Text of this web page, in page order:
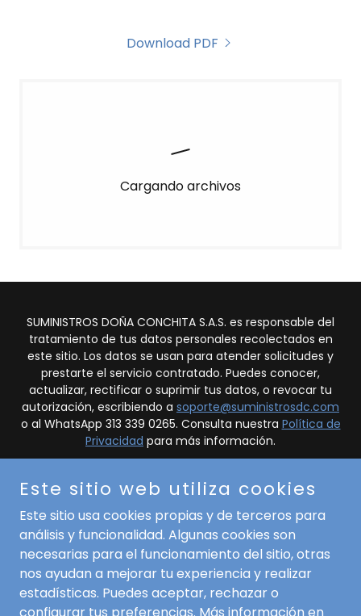
Download PDF
Cargando archivos
SUMINISTROS DOÑA CONCHITA S.A.S. es responsable del
tratamiento de tus datos personales recolectados en
este sitio. Los datos se usan para atender solicitudes y
prestarte el servicio contratado. Puedes conocer,
actualizar, rectificar o suprimir tus datos, o revocar tu
autorización, escribiendo a soporte@suministrosdc.com
o al WhatsApp 313 339 0265. Consulta nuestra Política de
Privacidad para más información.
derechos reservados.
Servicios
Padres
Conócenos
Política de privacidad
Este sitio web utiliza cookies
Este sitio usa cookies propias y de terceros para
análisis y funcionalidad. Algunas cookies son
necesarias para el funcionamiento del sitio, otras
nos ayudan a mejorar tu experiencia y realizar
estadísticas. Puedes aceptar, rechazar o